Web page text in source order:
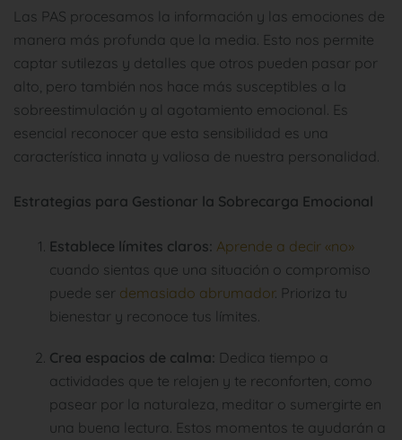
Las PAS procesamos la información y las emociones de
manera más profunda que la media. Esto nos permite
captar sutilezas y detalles que otros pueden pasar por
alto, pero también nos hace más susceptibles a la
sobreestimulación y al agotamiento emocional. Es
esencial reconocer que esta sensibilidad es una
característica innata y valiosa de nuestra personalidad.
Estrategias para Gestionar la Sobrecarga Emocional
Establece límites claros: Aprende a decir «no»
cuando sientas que una situación o compromiso
puede ser demasiado abrumador. Prioriza tu
bienestar y reconoce tus límites.
Crea espacios de calma: Dedica tiempo a
actividades que te relajen y te reconforten, como
pasear por la naturaleza, meditar o sumergirte en
una buena lectura. Estos momentos te ayudarán a